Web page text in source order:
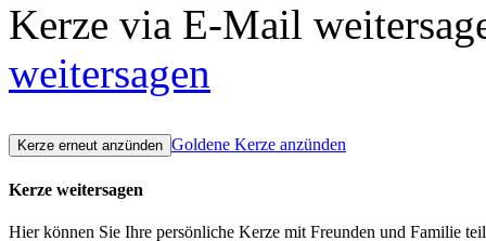
Kerze via E-Mail
weitersagen
Goldene Kerze anzünden
Kerze weitersagen
Hier können Sie Ihre persönliche Kerze mit Freunden und Familie